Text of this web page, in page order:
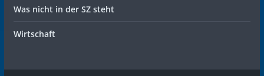
Was nicht in der SZ steht
Wirtschaft